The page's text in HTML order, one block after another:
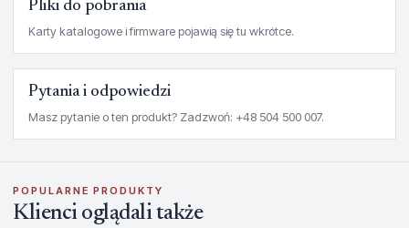
Pliki do pobrania
Karty katalogowe i firmware pojawią się tu wkrótce.
Pytania i odpowiedzi
Masz pytanie o ten produkt? Zadzwoń: +48 504 500 007.
POPULARNE PRODUKTY
Klienci oglądali także